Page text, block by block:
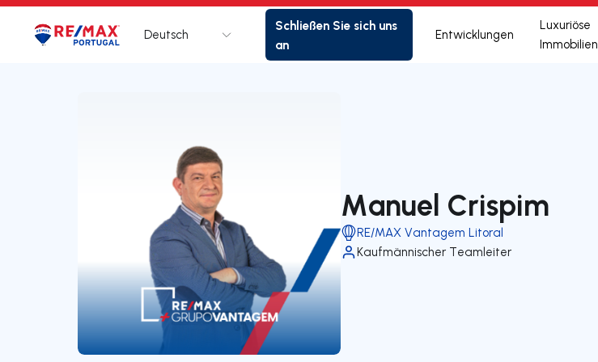
Logo Zur Startseite
Deutsch
Schließen Sie sich uns
an
Entwicklungen
Luxuriöse
Immobilien
Manuel Crispim
RE/MAX Vantagem Litoral
Kaufmännischer Teamleiter